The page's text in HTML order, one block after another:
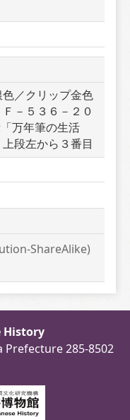
／クリップ金色
－５３６－２０
万年筆の生活
段左から３番目
ShareAlike)
History
Prefecture 285-8502